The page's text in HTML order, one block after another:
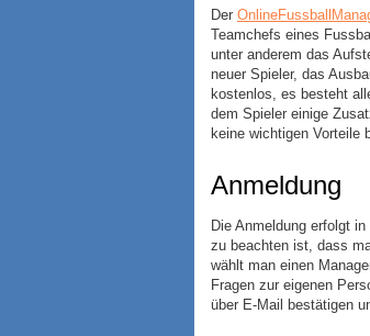
Der
Teamchefs eines
unter anderem das
neuer Spieler, das
kostenlos, es besteht
dem Spieler einige
keine wichtigen Vorteile
Anmeldung
Die Anmeldung erfolgt
zu beachten ist, dass
wählt man einen
Fragen zur eigenen
über E-Mail bestätigen